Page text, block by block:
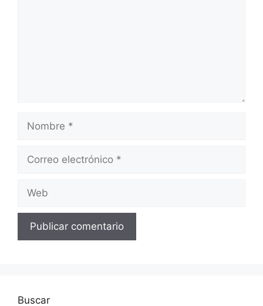
electrónico
Buscar